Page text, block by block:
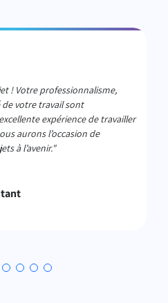
! Votre professionnalisme,
votre travail sont
expérience de travailler
aurons l’occasion de
à l’avenir."